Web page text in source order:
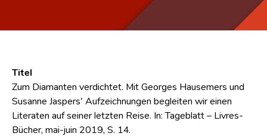
Titel
Zum Diamanten verdichtet. Mit Georges Hausemers und
Susanne Jaspers' Aufzeichnungen begleiten wir einen
Literaten auf seiner letzten Reise. In: Tageblatt – Livres-
Bücher, mai-juin 2019, S. 14.